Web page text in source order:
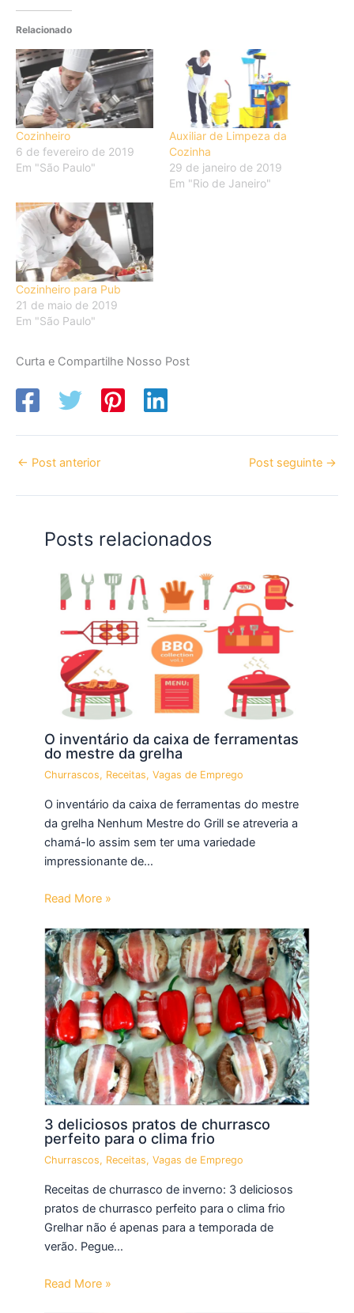
Relacionado
Cozinheiro
6 de fevereiro de 2019
Em "São Paulo"
Auxiliar de Limpeza da
Cozinha
29 de janeiro de 2019
Em "Rio de Janeiro"
Cozinheiro para Pub
21 de maio de 2019
Em "São Paulo"
Curta e Compartilhe Nosso Post
← Post anterior Post seguinte →
Posts relacionados
O inventário da caixa de ferramentas
do mestre da grelha
Churrascos, Receitas,Vagas de Emprego
O inventário da caixa de ferramentas do mestre
da grelha Nenhum Mestre do Grill se atreveria a
chamá-lo assim sem ter uma variedade
impressionante de…
Read More »
3 deliciosos pratos de churrasco
perfeito para o clima frio
Churrascos, Receitas,Vagas de Emprego
Receitas de churrasco de inverno: 3 deliciosos
pratos de churrasco perfeito para o clima frio
Grelhar não é apenas para a temporada de
verão. Pegue…
Read More »